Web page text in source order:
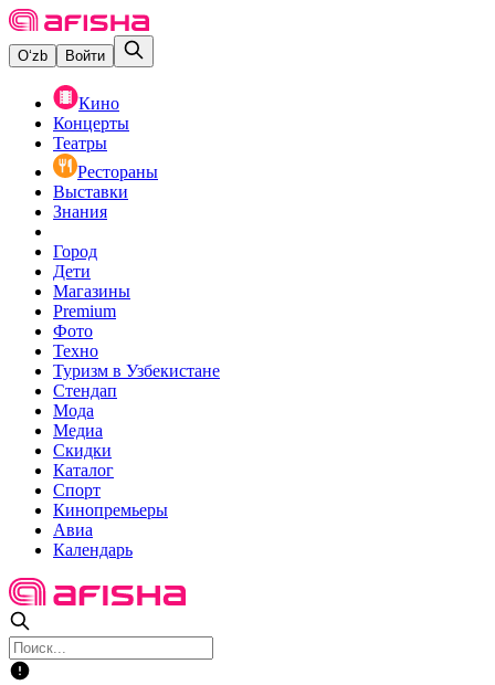
O‘zb Войти
Кино
Концерты
Театры
Рестораны
Выставки
Знания
Город
Дети
Магазины
Premium
Фото
Техно
Туризм в Узбекистане
Стендап
Мода
Медиа
Скидки
Каталог
Спорт
Кинопремьеры
Авиа
Календарь